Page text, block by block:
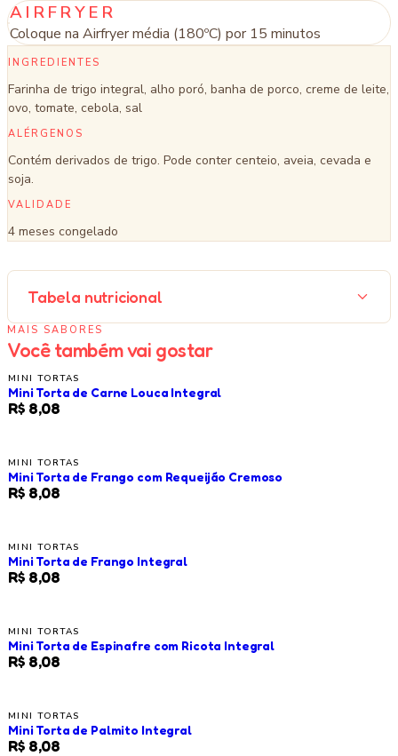
AIRFRYER
Coloque na Airfryer média (180ºC) por 15 minutos
INGREDIENTES
Farinha de trigo integral, alho poró, banha de porco, creme de leite,
ovo, tomate, cebola, sal
ALÉRGENOS
Contém derivados de trigo. Pode conter centeio, aveia, cevada e
soja.
VALIDADE
4 meses congelado
Tabela nutricional
MAIS SABORES
Você também vai gostar
MINI TORTAS
Mini Torta de Carne Louca Integral
R$ 8,08
MINI TORTAS
Mini Torta de Frango com Requeijão Cremoso
R$ 8,08
MINI TORTAS
Mini Torta de Frango Integral
R$ 8,08
MINI TORTAS
Mini Torta de Espinafre com Ricota Integral
R$ 8,08
MINI TORTAS
Mini Torta de Palmito Integral
R$ 8,08